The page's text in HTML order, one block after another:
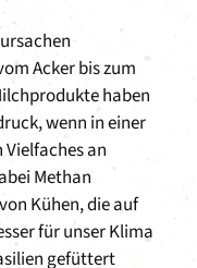
Acker bis zum
haben
wenn in einer
an
Methan
Kühen, die auf
für unser Klima
gefüttert